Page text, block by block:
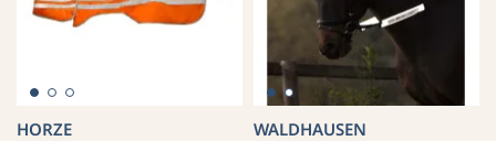
HORZE WALDHAUSEN